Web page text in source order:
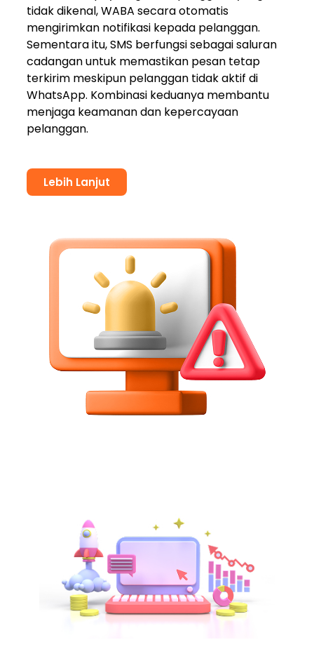
tidak dikenal, WABA secara otomatis
mengirimkan notifikasi kepada pelanggan.
Sementara itu, SMS berfungsi sebagai saluran
cadangan untuk memastikan pesan tetap
terkirim meskipun pelanggan tidak aktif di
WhatsApp. Kombinasi keduanya membantu
menjaga keamanan dan kepercayaan
pelanggan.
Lebih Lanjut